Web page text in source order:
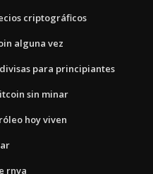
criptográficos
alguna vez
para principiantes
sin minar
hoy viven
rnva